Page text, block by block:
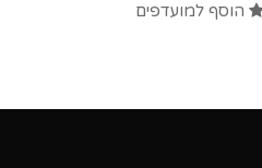
הוסף למועדפים